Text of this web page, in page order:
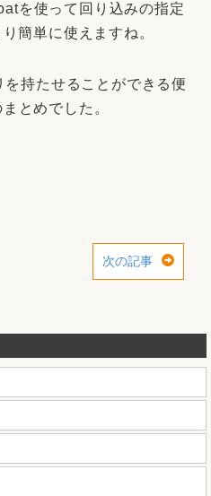
を使って回り込みの指定
簡単に使えますね。
持たせることができる便
とめでした。
次の記事